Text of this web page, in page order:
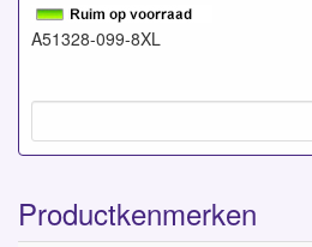
A51328-099-8XL
Productkenmerken